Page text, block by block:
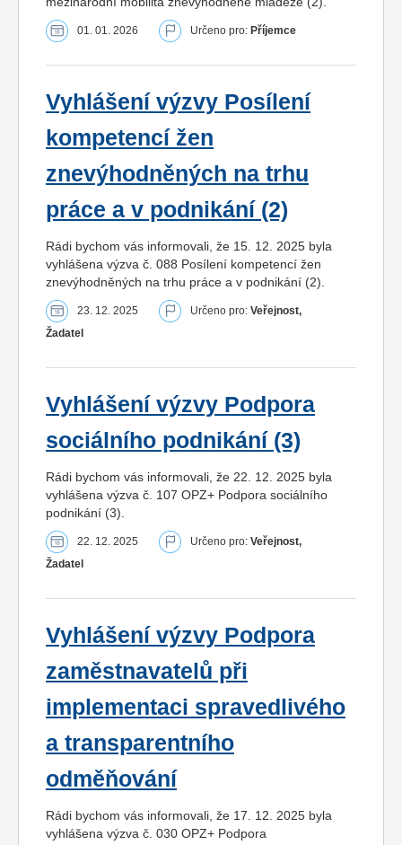
01. 01. 2026 Určeno pro: Příjemce
Vyhlášení výzvy Posílení
kompetencí žen
znevýhodněných na trhu
práce a v podnikání (2)
Rádi bychom vás informovali, že 15. 12. 2025 byla
vyhlášena výzva č. 088 Posílení kompetencí žen
znevýhodněných na trhu práce a v podnikání (2).
23. 12. 2025 Určeno pro: Veřejnost,
Žadatel
Vyhlášení výzvy Podpora
sociálního podnikání (3)
Rádi bychom vás informovali, že 22. 12. 2025 byla
vyhlášena výzva č. 107 OPZ+ Podpora sociálního
podnikání (3).
22. 12. 2025 Určeno pro: Veřejnost,
Žadatel
Vyhlášení výzvy Podpora
zaměstnavatelů při
implementaci spravedlivého
a transparentního
odměňování
Rádi bychom vás informovali, že 17. 12. 2025 byla
vyhlášena výzva č. 030 OPZ+ Podpora